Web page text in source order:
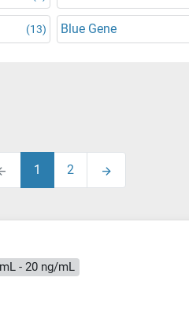
(13) Blue Gene
1 2
- 20 ng/mL